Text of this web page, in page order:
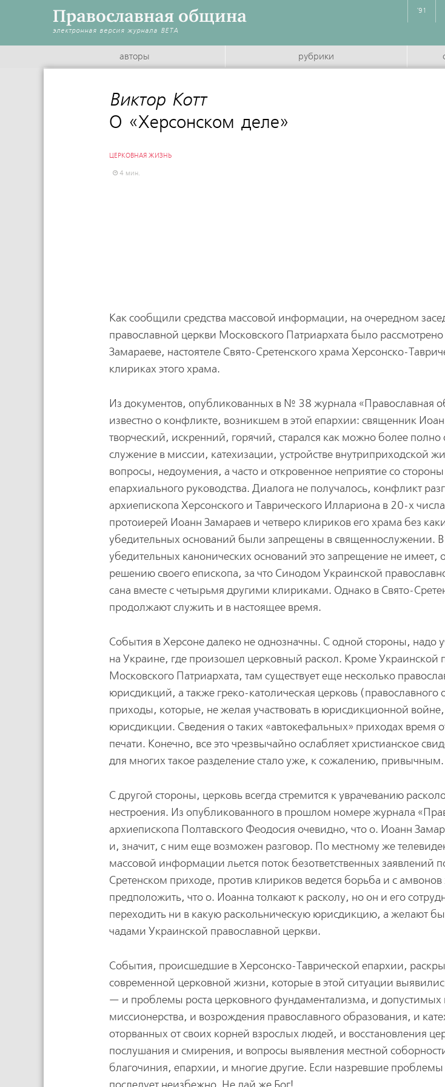
Православная община
электронная версия журнала BETA
'91
авторы рубрики
Виктор Котт:
О «Херсонском деле»
ЦЕРКОВНАЯ ЖИЗНЬ
4 мин.
Как сообщили средства массовой информации, на очередном
православной церкви Московского Патриархата было
Замараеве, настоятеле Свято-Сретенского храма Херсонско-
клириках этого храма.
Из документов, опубликованных в № 38 журнала «Православная
известно о конфликте, возникшем в этой епархии: священник
творческий, искренний, горячий, старался как можно более полно
служение в миссии, катехизации, устройстве внутриприходской
вопросы, недоумения, а часто и откровенное неприятие со
епархиального руководства. Диалога не получалось, конфликт
архиепископа Херсонского и Таврического Иллариона в 20-х
протоиерей Иоанн Замараев и четверо клириков его храма без
убедительных оснований были запрещены в священнослужении. В
убедительных канонических оснований это запрещение не имеет,
решению своего епископа, за что Синодом Украинской
сана вместе с четырьмя другими клириками. Однако в Свято-
продолжают служить и в настоящее время.
События в Херсоне далеко не однозначны. С одной стороны, надо
на Украине, где произошел церковный раскол. Кроме Украинской
Московского Патриархата, там существует еще несколько
юрисдикций, а также греко-католическая церковь
приходы, которые, не желая участвовать в юрисдикционной
юрисдикции. Сведения о таких «автокефальных» приходах время
печати. Конечно, все это чрезвычайно ослабляет христианское
для многих такое разделение стало уже, к сожалению, привычным.
С другой стороны, церковь всегда стремится к уврачеванию
нестроения. Из опубликованного в прошлом номере журнала
архиепископа Полтавского Феодосия очевидно, что о. Иоанн
и, значит, с ним еще возможен разговор. По местному же
массовой информации льется поток безответственных заявлений
Сретенском приходе, против клириков ведется борьба и с
предположить, что о. Иоанна толкают к расколу, но он и его
переходить ни в какую раскольническую юрисдикцию, а желают
чадами Украинской православной церкви.
События, происшедшие в Херсонско-Таврической епархии,
современной церковной жизни, которые в этой ситуации
— и проблемы роста церковного фундаментализма, и
миссионерства, и возрождения православного образования, и
оторванных от своих корней взрослых людей, и восстановления
послушания и смирения, и вопросы выявления местной
благочиния, епархии, и многие другие. Если назревшие проблемы